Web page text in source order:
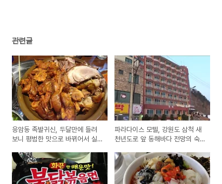
관련글
응암동 족발귀신, 두달만에 들려
보니 평범한 맛으로 바뀌어서 실
파라다이스 모텔, 강원도 삼척 새
천년도로 앞 동해바다 전망의 숙